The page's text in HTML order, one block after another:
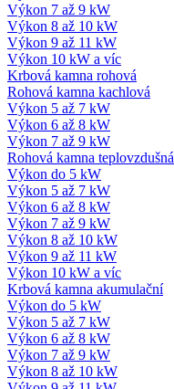
Výkon 7 až 9 kW
Výkon 8 až 10 kW
Výkon 9 až 11 kW
Výkon 10 kW a víc
Krbová kamna rohová
Rohová kamna kachlová
Výkon 5 až 7 kW
Výkon 6 až 8 kW
Výkon 7 až 9 kW
Rohová kamna teplovzdušná
Výkon do 5 kW
Výkon 5 až 7 kW
Výkon 6 až 8 kW
Výkon 7 až 9 kW
Výkon 8 až 10 kW
Výkon 9 až 11 kW
Výkon 10 kW a víc
Krbová kamna akumulační
Výkon do 5 kW
Výkon 5 až 7 kW
Výkon 6 až 8 kW
Výkon 7 až 9 kW
Výkon 8 až 10 kW